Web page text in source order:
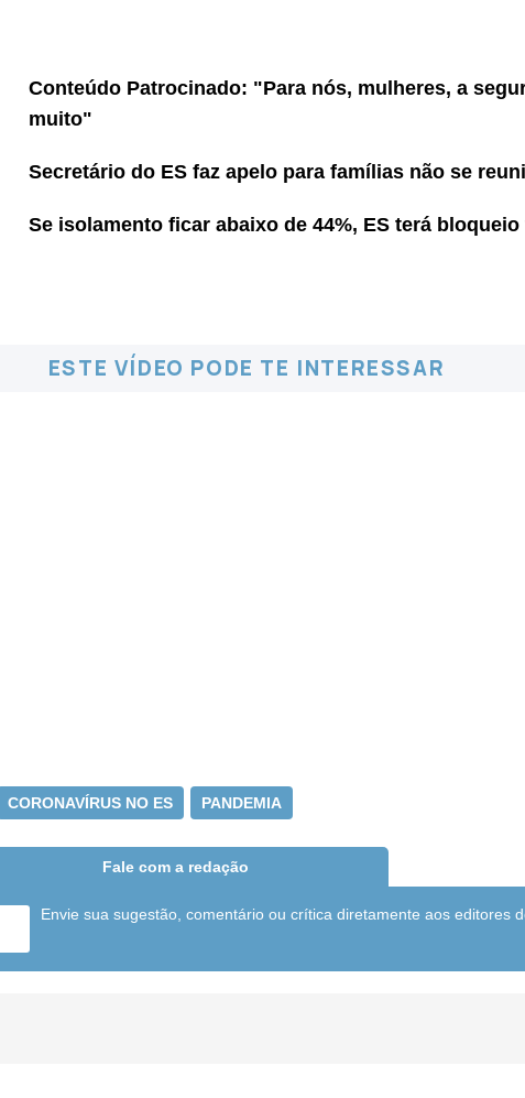
Conteúdo Patrocinado: "Para nós, mulheres, a
muito"
Secretário do ES faz apelo para famílias não se
Se isolamento ficar abaixo de 44%, ES terá
ESTE VÍDEO PODE TE INTERESSAR
CORONAVÍRUS NO ES PANDEMIA
Fale com a redação
Envie sua sugestão, comentário ou crítica diretamente aos editores